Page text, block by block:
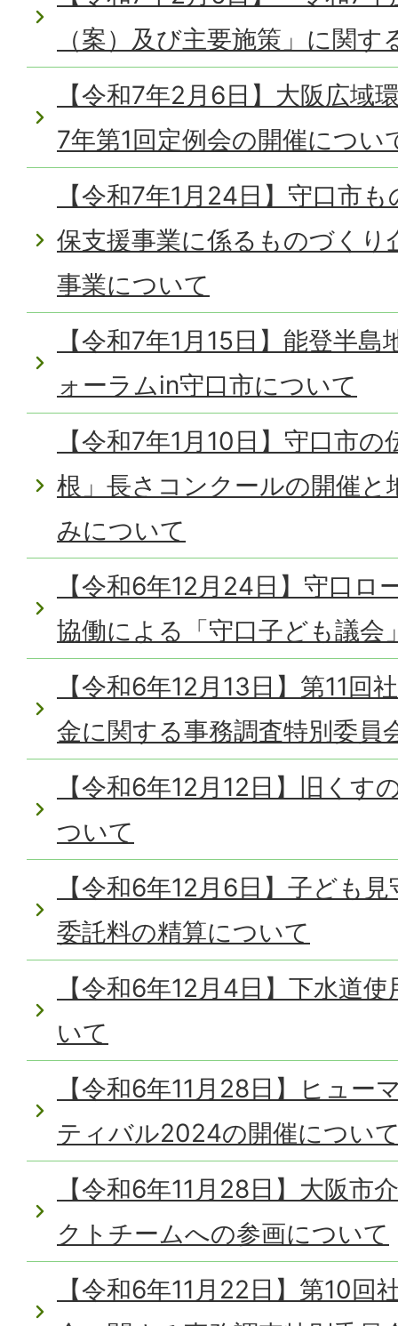
（案）及び主要施策」に関
【令和7年2月6日】大阪広域
7年第1回定例会の開催につい
【令和7年1月24日】守口市
保支援事業に係るものづくり
事業について
【令和7年1月15日】能登半
ォーラムin守口市について
【令和7年1月10日】守口市
根」長さコンクールの開催と
みについて
【令和6年12月24日】守口
協働による「守口子ども議会
【令和6年12月13日】第11回
金に関する事務調査特別委員
【令和6年12月12日】旧くす
ついて
【令和6年12月6日】子ども
委託料の精算について
【令和6年12月4日】下水道
いて
【令和6年11月28日】ヒュー
ティバル2024の開催につい
【令和6年11月28日】大阪市
クトチームへの参画について
【令和6年11月22日】第10回